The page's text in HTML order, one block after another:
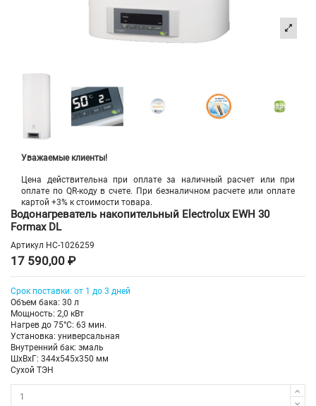
Уважаемые клиенты!
Цена действительна при оплате за наличный расчет или при
оплате по QR-коду в счете. При безналичном расчете или оплате
картой +3% к стоимости товара.
Водонагреватель накопительный Electrolux EWH 30
Formax DL
Артикул НС-1026259
17 590,00 ₽
Срок поставки: от 1 до 3 дней
Объем бака: 30 л
Мощность: 2,0 кВт
Нагрев до 75°С: 63 мин.
Установка: универсальная
Внутренний бак: эмаль
ШхВхГ: 344х545х350 мм
Сухой ТЭН